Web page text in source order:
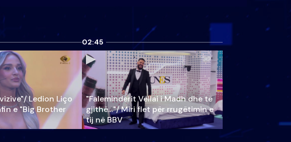
Ledion Liço
e "Big Brother
02:45
"Faleminderit Vëllai i Madh dhe të
gjithë…"/ Miri flet për rrugëtimin e
tij në BBV